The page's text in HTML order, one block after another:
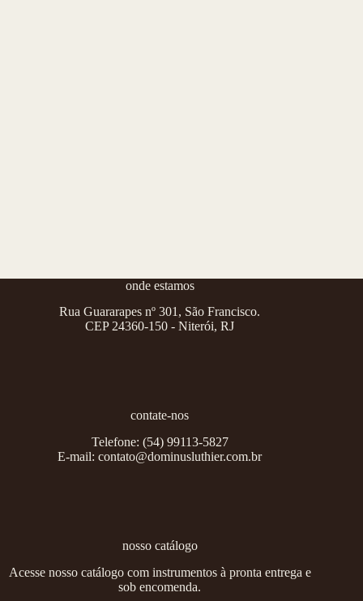
onde estamos
Rua Guararapes nº 301, São Francisco.
CEP 24360-150 - Niterói, RJ
contate-nos
Telefone: (54) 99113-5827
E-mail:contato@dominusluthier.com.br
nosso catálogo
Acesse nosso catálogo com instrumentos à pronta entrega e
sob encomenda.